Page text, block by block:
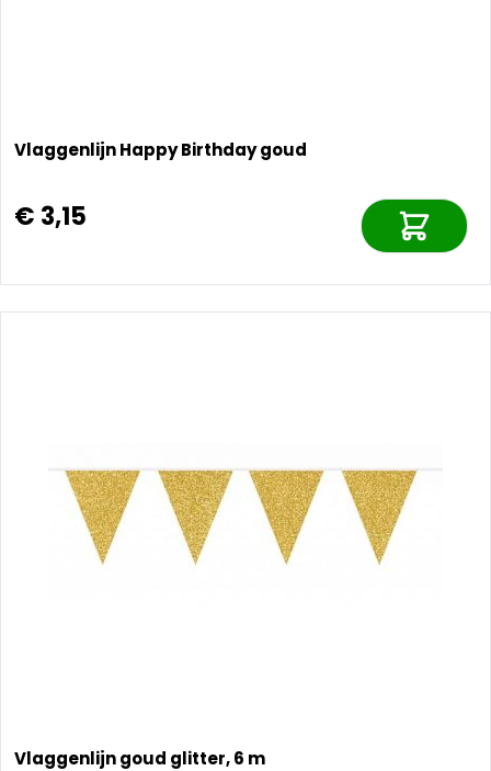
Vlaggenlijn Happy Birthday goud
€ 3,15
Vlaggenlijn goud glitter, 6 m